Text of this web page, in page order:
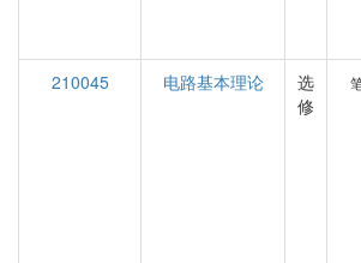
210045
电路基本理论
选
修